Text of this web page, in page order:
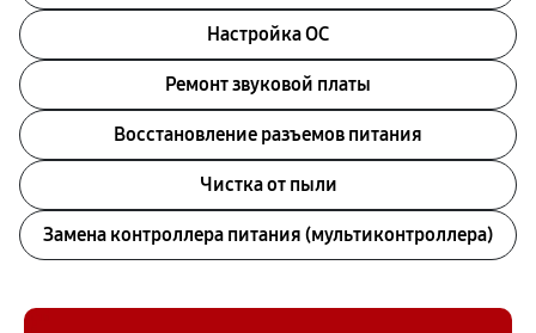
Настройка ОС
Ремонт звуковой платы
Восстановление разъемов питания
Чистка от пыли
Замена контроллера питания (мультиконтроллера)